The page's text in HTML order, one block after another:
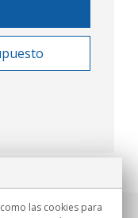
las cookies para